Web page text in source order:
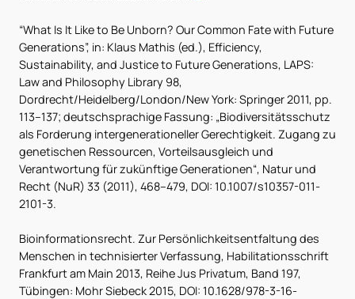
“What Is It Like to Be Unborn? Our Common Fate with Future
Generations”, in: Klaus Mathis (ed.), Efficiency,
Sustainability, and Justice to Future Generations, LAPS:
Law and Philosophy Library 98,
Dordrecht/Heidelberg/London/New York: Springer 2011, pp.
113–137; deutschsprachige Fassung: „Biodiversitätsschutz
als Forderung intergenerationeller Gerechtigkeit. Zugang zu
genetischen Ressourcen, Vorteilsausgleich und
Verantwortung für zukünftige Generationen“, Natur und
Recht (NuR) 33 (2011), 468–479, DOI: 10.1007/s10357-011-
2101-3.
Bioinformationsrecht. Zur Persönlichkeitsentfaltung des
Menschen in technisierter Verfassung, Habilitationsschrift
Frankfurt am Main 2013, Reihe Jus Privatum, Band 197,
Tübingen: Mohr Siebeck 2015, DOI: 10.1628/978-3-16-